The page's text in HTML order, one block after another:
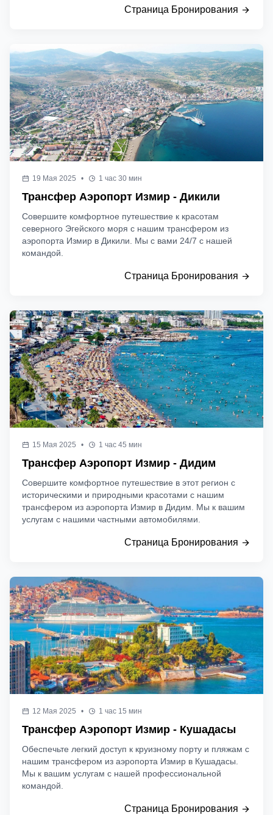
Страница Бронирования
19 Мая 2025 • 1 час 30 мин
Трансфер Аэропорт Измир - Дикили
Совершите комфортное путешествие к красотам
северного Эгейского моря с нашим трансфером из
аэропорта Измир в Дикили. Мы с вами 24/7 с нашей
командой.
Страница Бронирования
15 Мая 2025 • 1 час 45 мин
Трансфер Аэропорт Измир - Дидим
Совершите комфортное путешествие в этот регион с
историческими и природными красотами с нашим
трансфером из аэропорта Измир в Дидим. Мы к вашим
услугам с нашими частными автомобилями.
Страница Бронирования
12 Мая 2025 • 1 час 15 мин
Трансфер Аэропорт Измир - Кушадасы
Обеспечьте легкий доступ к круизному порту и пляжам с
нашим трансфером из аэропорта Измир в Кушадасы.
Мы к вашим услугам с нашей профессиональной
командой.
Страница Бронирования